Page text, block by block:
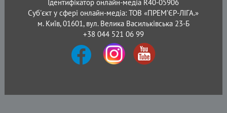
Ідентифікатор онлайн-медіа R40-05906
Суб'єкт у сфері онлайн-медіа: ТОВ «ПРЕМ’ЄР-ЛІГА.»
м. Київ, 01601, вул. Велика Васильківська 23-Б
+38 044 521 06 99